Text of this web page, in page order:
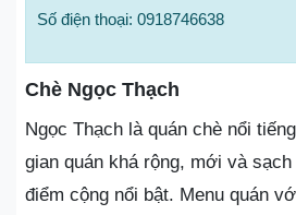
Số điện thoại: 0918746638
Chè Ngọc Thạch
Ngọc Thạch là quán chè nổi
gian quán khá rộng, mới và
điểm cộng nổi bật. Menu quán